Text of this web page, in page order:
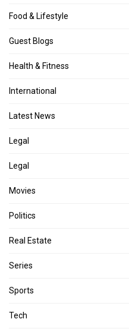
Food & Lifestyle
Guest Blogs
Health & Fitness
International
Latest News
Legal
Legal
Movies
Politics
Real Estate
Series
Sports
Tech